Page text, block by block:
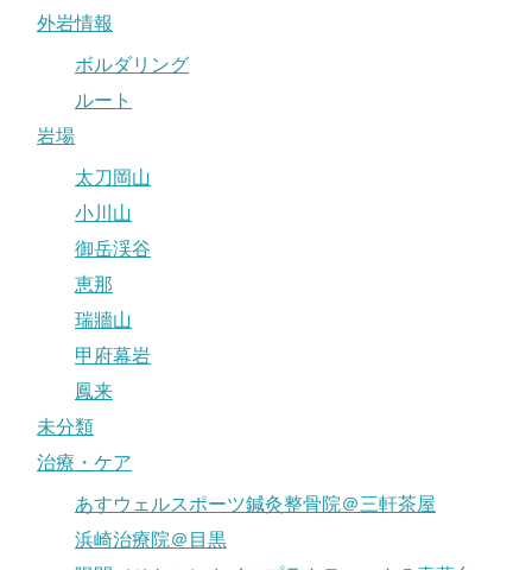
外岩情報
ボルダリング
ルート
岩場
太刀岡山
小川山
御岳渓谷
恵那
瑞牆山
甲府幕岩
鳳来
未分類
治療・ケア
あすウェルスポーツ鍼灸整骨院＠三軒茶屋
浜崎治療院＠目黒